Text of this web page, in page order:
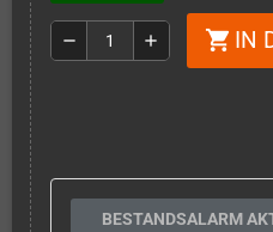
remove add shopping_cart IN
BESTANDSALARM